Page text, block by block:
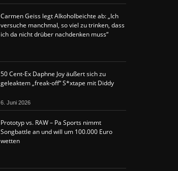
Carmen Geiss legt Alkoholbeichte ab: „Ich
versuche manchmal, so viel zu trinken, dass
ich da nicht drüber nachdenken muss“
50 Cent-Ex Daphne Joy äußert sich zu
geleaktem „freak-off“ S*xtape mit Diddy
6. Juni 2026
Prototyp vs. RAW – Pa Sports nimmt
Songbattle an und will um 100.000 Euro
wetten